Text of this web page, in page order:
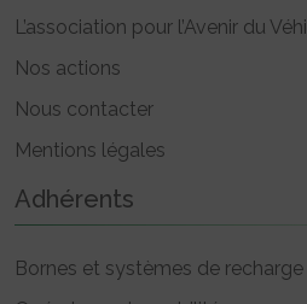
L’association pour l’Avenir du
Nos actions
Nous contacter
Mentions légales
Adhérents
Bornes et systèmes de recharge